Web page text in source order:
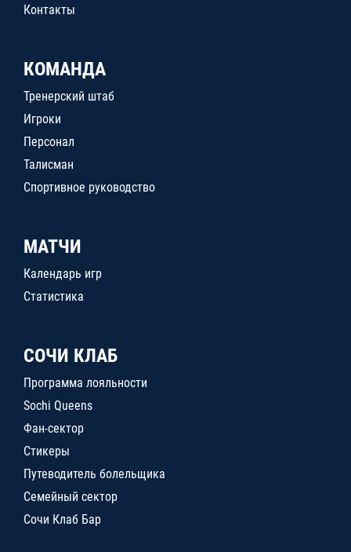
Контакты
КОМАНДА
Тренерский штаб
Игроки
Персонал
Талисман
Спортивное руководство
МАТЧИ
Календарь игр
Статистика
СОЧИ КЛАБ
Программа лояльности
Sochi Queens
Фан-сектор
Стикеры
Путеводитель болельщика
Семейный сектор
Сочи Клаб Бар